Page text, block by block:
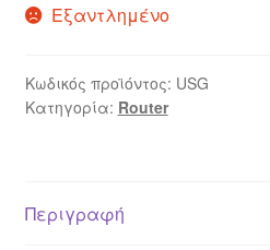
Εξαντλημένο
Κωδικός προϊόντος: USG
Κατηγορία: Router
Περιγραφή